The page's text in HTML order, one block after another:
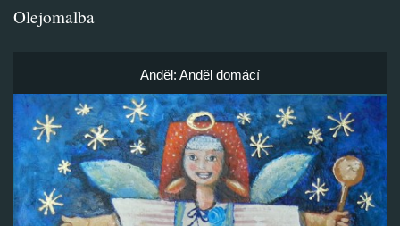
Olejomalba
Anděl: Anděl domácí